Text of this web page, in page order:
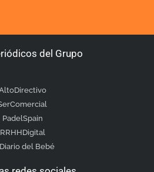
del Grupo
PadelSpain
RRHHDigital
del Bebé